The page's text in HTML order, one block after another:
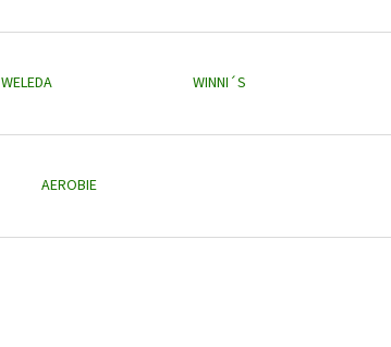
WELEDA WINNI´S
AEROBIE